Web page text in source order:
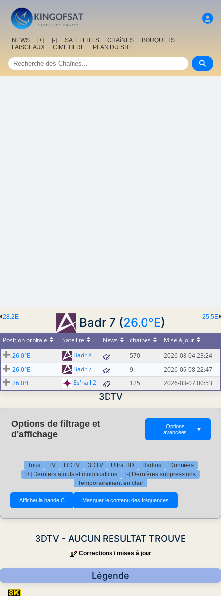
NEWS [+] [-] SATELLITES CHAîNES
BOUQUETS
FAISCEAUX
CIMETIERE PLAN DU SITE
25.5E
28.2E Badr 7 (26.0°E)
Position orbitale Satellite News chaînes
Mise à jour
26.0°E
Badr 8 570
2026-08-04 23:24
26.0°E
Badr 7 9
2026-06-08 22:47
26.0°E
Es'hail 2 125 2026-08-07 00:53
3DTV
Options de filtrage et
d'affichage
Options
avancées
▼
Tous TV HDTV 3DTV Ultra HD Radios
Données
[+] Derniers ajouts et modifications
[-] Dernières suppressions
Temporairement en clair
3DTV - AUCUN RESULTAT TROUVE
Corrections / mises à jour
Légende